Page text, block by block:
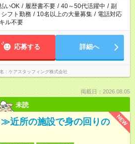
いOK / 履歴書不要 / 40～50代活躍中 / 副
シフト勤務 / 10名以上の大量募集 / 電話対応
ル不要
応募する 詳細へ
ケアスタッフィング株式会社
掲載日：2026.08.05
未読
NEW
近所の施設で身の回りの